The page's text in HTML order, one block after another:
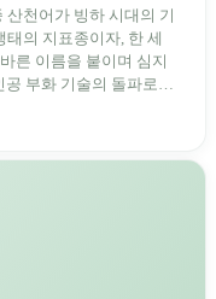
천어가 빙하 시대의 기
의 지표종이자, 한 세
른 이름을 붙이며 심지
공 부화 기술의 돌파로
이 찾아왔다.